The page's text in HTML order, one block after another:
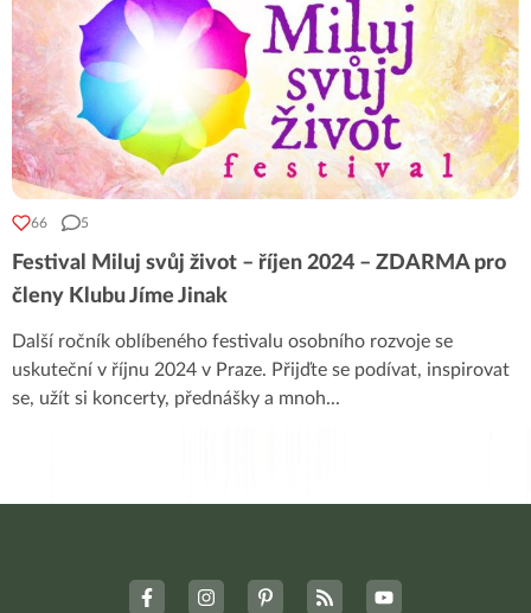
66 5
Festival Miluj svůj život – říjen 2024 – ZDARMA pro
členy Klubu Jíme Jinak
Další ročník oblíbeného festivalu osobního rozvoje se
uskuteční v říjnu 2024 v Praze. Přijďte se podívat, inspirovat
se, užít si koncerty, přednášky a mnoh...